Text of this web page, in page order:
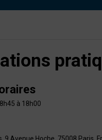
à 18h00
9 Avenue Hoche, 75008 Paris,